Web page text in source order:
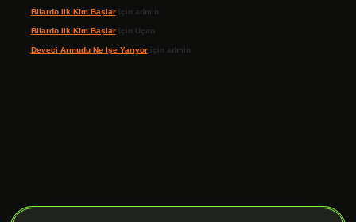
Bilardo Ilk Kim Başlariçin admin
Bilardo Ilk Kim Başlariçin Uçan
Deveci Armudu Ne Işe Yarıyoriçin admin